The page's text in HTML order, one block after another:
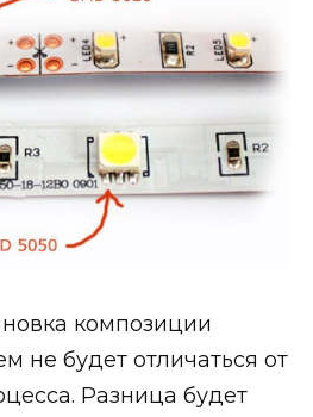
композиции
не будет отличаться от
Разница будет